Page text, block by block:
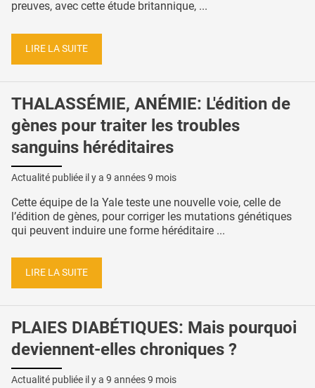
preuves, avec cette étude britannique, ...
LIRE LA SUITE
THALASSÉMIE, ANÉMIE: L'édition de
gènes pour traiter les troubles
sanguins héréditaires
Actualité publiée il y a 9 années 9 mois
Cette équipe de la Yale teste une nouvelle voie, celle de
l’édition de gènes, pour corriger les mutations génétiques
qui peuvent induire une forme héréditaire ...
LIRE LA SUITE
PLAIES DIABÉTIQUES: Mais pourquoi
deviennent-elles chroniques ?
Actualité publiée il y a 9 années 9 mois